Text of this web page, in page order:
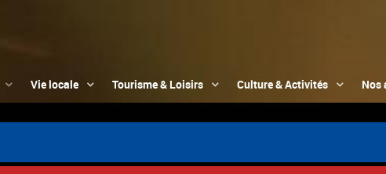
Vie locale Tourisme & Loisirs Culture & Activités Nos